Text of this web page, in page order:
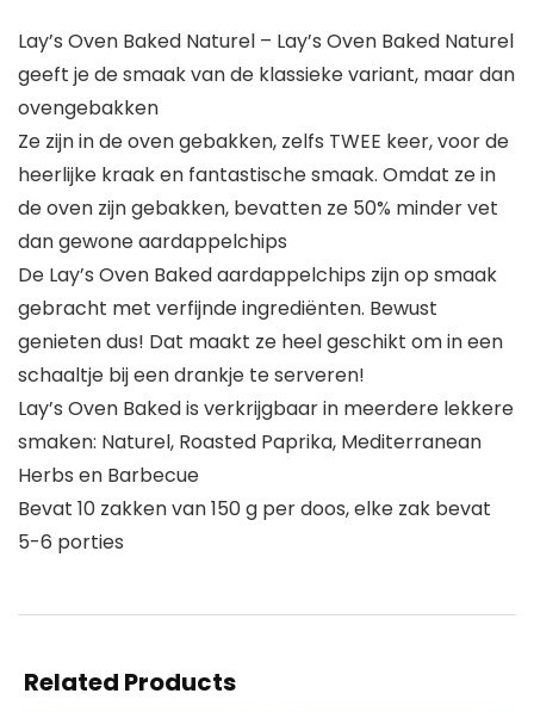
Lay’s Oven Baked Naturel – Lay’s Oven Baked Naturel
geeft je de smaak van de klassieke variant, maar dan
ovengebakken
Ze zijn in de oven gebakken, zelfs TWEE keer, voor de
heerlijke kraak en fantastische smaak. Omdat ze in
de oven zijn gebakken, bevatten ze 50% minder vet
dan gewone aardappelchips
De Lay’s Oven Baked aardappelchips zijn op smaak
gebracht met verfijnde ingrediënten. Bewust
genieten dus! Dat maakt ze heel geschikt om in een
schaaltje bij een drankje te serveren!
Lay’s Oven Baked is verkrijgbaar in meerdere lekkere
smaken: Naturel, Roasted Paprika, Mediterranean
Herbs en Barbecue
Bevat 10 zakken van 150 g per doos, elke zak bevat
5-6 porties
Related Products